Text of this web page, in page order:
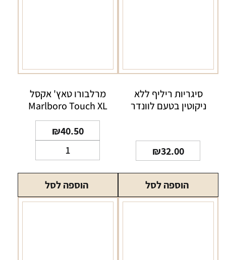
סיגריות ריליף ללא
ניקוטין בטעם לוונדר
₪32.00
הוספה לסל
מרלבורו טאץ' אקסל
Marlboro Touch XL
₪40.50
של
מרלבורו
טאץ'
אקסל
הוספה לסל